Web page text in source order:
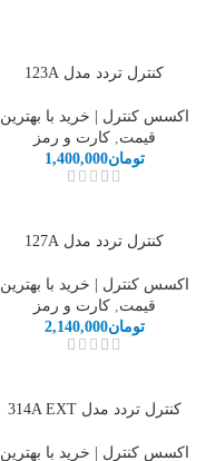
کنترل تردد مدل 123A
اکسس کنترل | خرید با بهترین
قیمت,کارت و رمز
تومان1,400,000
کنترل تردد مدل 127A
اکسس کنترل | خرید با بهترین
قیمت,کارت و رمز
تومان2,140,000
کنترل تردد مدل 314A EXT
اکسس کنترل | خرید با بهترین